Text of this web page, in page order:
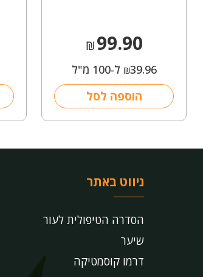
₪99.90
₪39.96 ל-100 מ"ל
הוספה לסל
ניווט באתר
הסדרה הטיפולית לעור
שיער
דרמו קוסמטיקה